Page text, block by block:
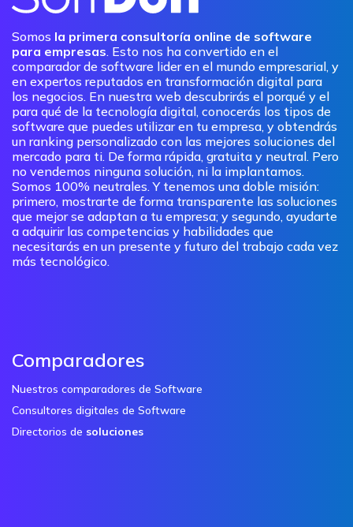
Somos la primera consultoría online de software
para empresas. Esto nos ha convertido en el
comparador de software lider en el mundo empresarial, y
en expertos reputados en transformación digital para
los negocios. En nuestra web descubrirás el porqué y el
para qué de la tecnología digital, conocerás los tipos de
software que puedes utilizar en tu empresa, y obtendrás
un ranking personalizado con las mejores soluciones del
mercado para ti. De forma rápida, gratuita y neutral. Pero
no vendemos ninguna solución, ni la implantamos.
Somos 100% neutrales. Y tenemos una doble misión:
primero, mostrarte de forma transparente las soluciones
que mejor se adaptan a tu empresa; y segundo, ayudarte
a adquirir las competencias y habilidades que
necesitarás en un presente y futuro del trabajo cada vez
más tecnológico.
Comparadores
Nuestros comparadores de Software
Consultores digitales de Software
Directorios de soluciones